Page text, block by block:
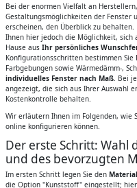
Bei der enormen Vielfalt an
Gestaltungsmöglichkeiten der Fenster
erscheinen, den Überblick zu behalten.
Ihnen hier jedoch die Möglichkeit, sich
Hause aus Ihr persönliches
Konfigurationsschritten bestimmen
Farbgebungen sowie Wärmedämm-,
individuelles Fenster nach Maß. Bei
angezeigt, die sich aus Ihrer Auswahl
Kostenkontrolle behalten.
Wir erläutern Ihnen im Folgenden, wie
online konfigurieren können.
Der erste Schritt: Wahl
und des bevorzugten
Im ersten Schritt legen Sie den
die Option "Kunststoff" eingestellt;